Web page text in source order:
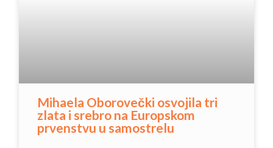
Mihaela Oborovečki osvojila tri
zlata i srebro na Europskom
prvenstvu u samostrelu